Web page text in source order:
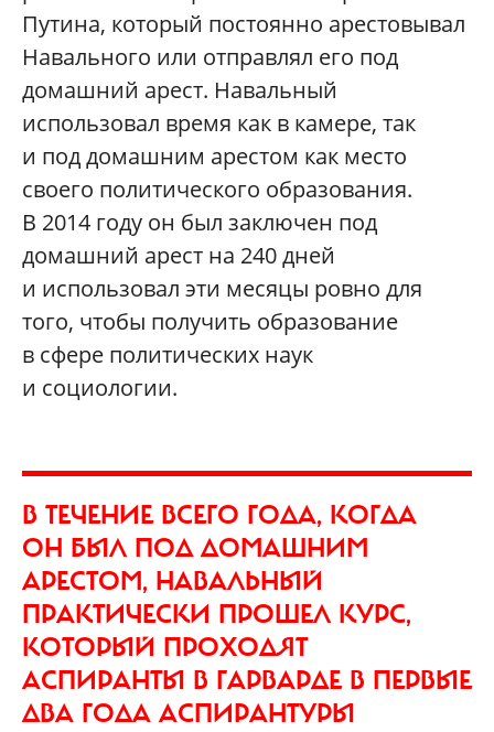
Путина, который постоянно арестовывал
Навального или отправлял его под
домашний арест. Навальный
использовал время как в камере, так
и под домашним арестом как место
своего политического образования.
В 2014 году он был заключен под
домашний арест на 240 дней
и использовал эти месяцы ровно для
того, чтобы получить образование
в сфере политических наук
и социологии.
В ТЕЧЕНИЕ ВСЕГО ГОДА, КОГДА
ОН БЫЛ ПОД ДОМАШНИМ
АРЕСТОМ, НАВАЛЬНЫЙ
ПРАКТИЧЕСКИ ПРОШЕЛ КУРС,
КОТОРЫЙ ПРОХОДЯТ
АСПИРАНТЫ В ГАРВАРДЕ В ПЕРВЫЕ
ДВА ГОДА АСПИРАНТУРЫ